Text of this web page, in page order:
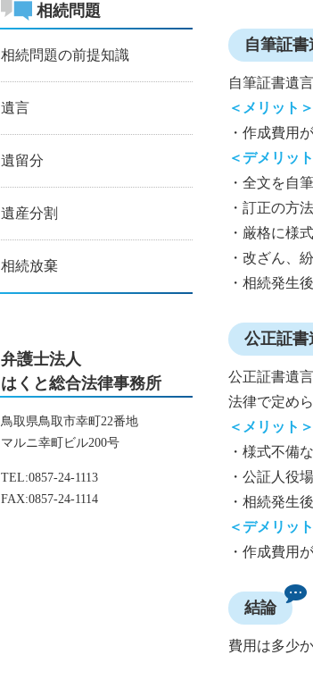
自筆証
自筆証書遺
＜メリット＞
・作成費用
＜デメリッ
・全文を自
・訂正の方
・厳格に様
・改ざん、
・相続発生
公正証書
公正証書遺
法律で定め
＜メリット＞
・様式不備
・公証人役
・相続発生
＜デメリッ
・作成費用
結論
費用は多少
相続問題
相続問題の前提知識
遺言
遺留分
遺産分割
相続放棄
弁護士法人
はくと総合法律事務所
鳥取県鳥取市幸町22番地
マルニ幸町ビル200号
TEL:0857-24-1113
FAX:0857-24-1114